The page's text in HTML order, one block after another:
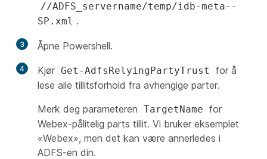
//ADFS_servername/temp/idb-meta- -
SP.xml .
3 Åpne Powershell.
4 Kjør Get-AdfsRelyingPartyTrust
for å
lese alle tillitsforhold fra avhengige parter.
Merk deg parameteren TargetName for
Webex-pålitelig parts tillit. Vi bruker eksemplet
«Webex», men det kan være annerledes i
ADFS-en din.